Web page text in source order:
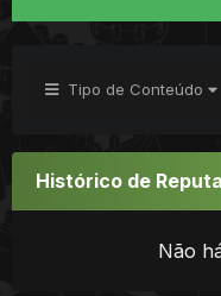
Tipo de Conteúdo
Histórico de
Não